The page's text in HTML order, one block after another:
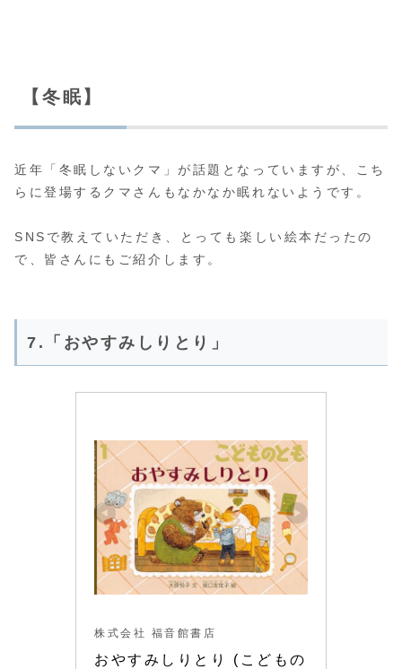
【冬眠】
近年「冬眠しないクマ」が話題となっていますが、こち
らに登場するクマさんもなかなか眠れないようです。
SNSで教えていただき、とっても楽しい絵本だったの
で、皆さんにもご紹介します。
7.「おやすみしりとり」
株式会社 福音館書店
おやすみしりとり (こどもの